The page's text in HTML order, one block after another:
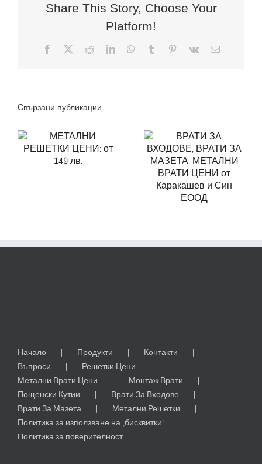
лв.
Share This Story, Choose Your
Platform!
Facebook RedditLinkedInWhatsApp
Tumblr Pinterest
Vk
Свързани публикации
ВРАТИ ЗА
ВРАТИ ЗА
МАЗЕТА,
Начало Продукти
Контакти
Въпроси
Решетки Цени
Метални Врати Цени
Монтаж Врати
Пощенски Кутии
Врати За Входове
Врати За Мазета
Метални Решетки
Политика за използване на „бисквитки“
Политика за поверителност